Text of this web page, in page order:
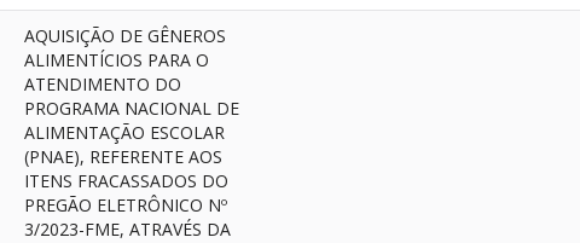
AQUISIÇÃO DE GÊNEROS
ALIMENTÍCIOS PARA O
ATENDIMENTO DO
PROGRAMA NACIONAL DE
ALIMENTAÇÃO ESCOLAR
(PNAE), REFERENTE AOS
ITENS FRACASSADOS DO
PREGÃO ELETRÔNICO Nº
3/2023-FME, ATRAVÉS DA